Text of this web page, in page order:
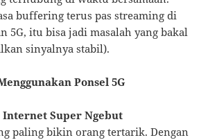
buffering terus pas streaming di
5G, itu bisa jadi masalah yang bakal
sinyalnya stabil).
Ponsel 5G
Internet Super Ngebut
paling bikin orang tertarik. Dengan